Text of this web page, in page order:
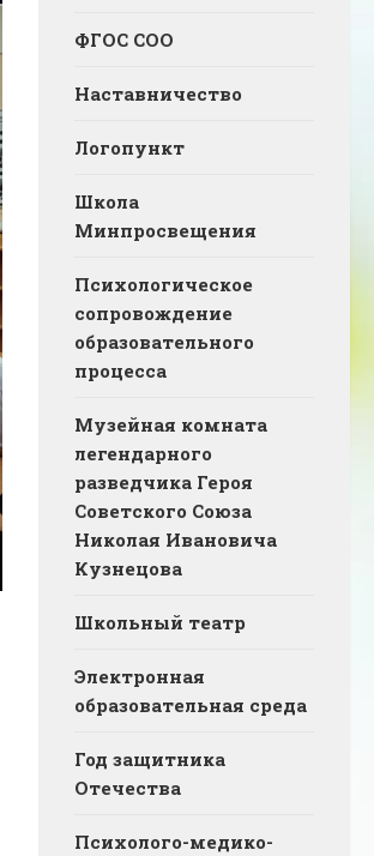
ФГОС СОО
Наставничество
Логопункт
Школа
Минпросвещения
Психологическое
сопровождение
образовательного
процесса
Музейная комната
легендарного
разведчика Героя
Советского Союза
Николая Ивановича
Кузнецова
Школьный театр
Электронная
образовательная среда
Год защитника
Отечества
Психолого-медико-